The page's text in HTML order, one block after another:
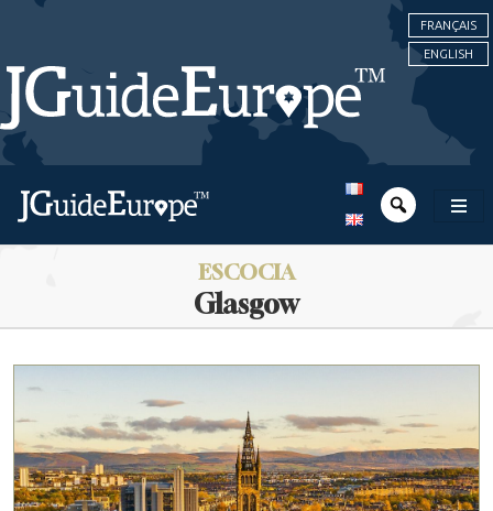
FRANÇAIS
ENGLISH
ESCOCIA
Glasgow